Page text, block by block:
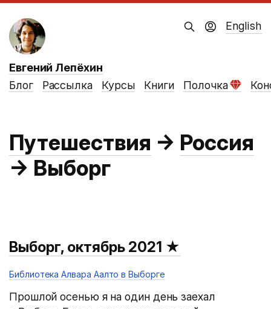
Евгений Лепёхин
Блог
Рассылка Курсы Книги Полочка
English
Путешествия → Россия
→ Выборг
Выборг, октябрь 2021 ★
Библиотека Алвара Аалто в Выборге
Прошлой осенью я на один день заехал